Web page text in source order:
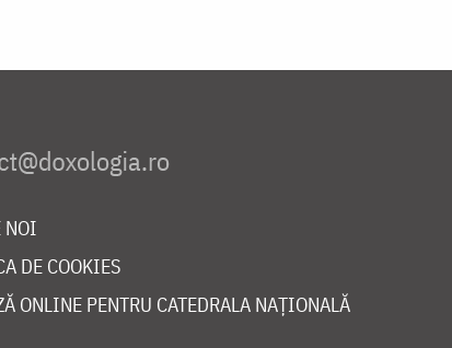
NOI
DE COOKIES
ONLINE PENTRU CATEDRALA NAȚIONALĂ